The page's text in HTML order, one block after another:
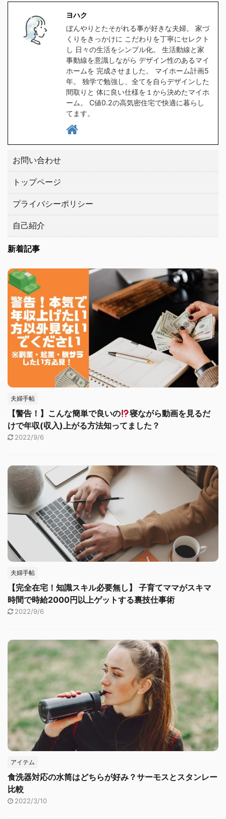
食洗器対応の水筒を探し
たのですが、意外と種類
が無く苦戦しました。
1時間程スマホをポチポ
チして探した所、大手ブ
ランドの中から２つ見つ
けましたので、皆さんに
もご紹介したい ...
い。 クリックしてプラン
を貰う。 高気密住宅と
は ヨハク簡単に言うと
スキマの無い家です 普
通に ...
ヨハク
ぼんやりとたそがれる事が好きな夫婦。 家づ
くりをきっかけに こだわりを丁寧にセレクト
し 日々の生活をシンプル化。 生活動線と家
事動線を意識しながら デザイン性のあるマイ
ホームを 完成させました。 マイホーム計画5
年。 独学で勉強し、全てを自らデザインした
間取りと 体に良い仕様を１から決めたマイホ
ーム。 C値0.2の高気密住宅で快適に暮らし
てます。
お問い合わせ
トップページ
プライバシーポリシー
自己紹介
新着記事
夫婦手帖
【警告！】こんな簡単で良いの
寝ながら動画を見るだ
けで年収(収入)上がる方法知ってました？
2022/9/6
夫婦手帖
【完全在宅！知識スキル必要無し】 子育てママがスキマ
時間で時給2000円以上ゲットする裏技仕事術
2022/9/6
アイテム
食洗器対応の水筒はどちらが好み？サーモスとスタンレー
比較
2022/3/10